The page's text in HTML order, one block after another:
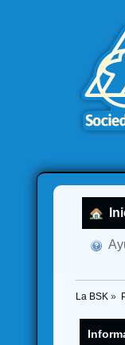
La BSK »